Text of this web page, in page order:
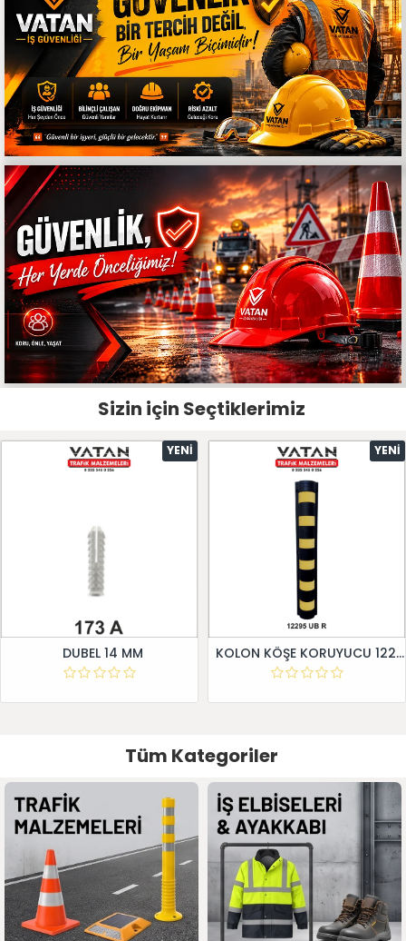
Sizin için Seçtiklerimiz
YENI
DUBEL 14 MM
YENI
KOLON KÖŞE KORUYUCU 12295 UB R
Tüm Kategoriler